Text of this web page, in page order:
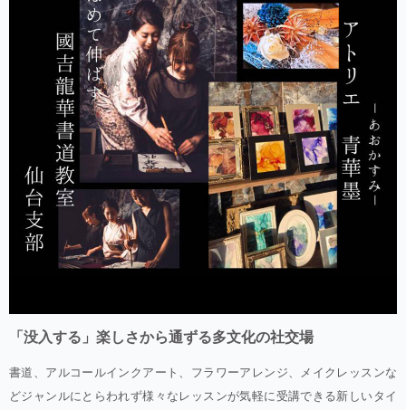
「没入する」楽しさから通ずる多文化の社交場
書道、アルコールインクアート、フラワーアレンジ、メイクレッスンな
どジャンルにとらわれず様々なレッスンが気軽に受講できる新しいタイ